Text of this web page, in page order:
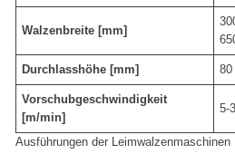
Walzenbreite [mm]
Durchlasshöhe [mm] 80
Vorschubgeschwindigkeit
[m/min]
5-
Ausführungen der Leimwalzenmaschinen